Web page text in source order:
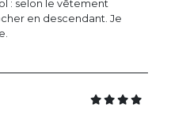
: selon le vêtement
en descendant. Je